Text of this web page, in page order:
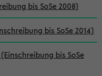
bis SoSe 2008)
bis SoSe 2014)
bis SoSe